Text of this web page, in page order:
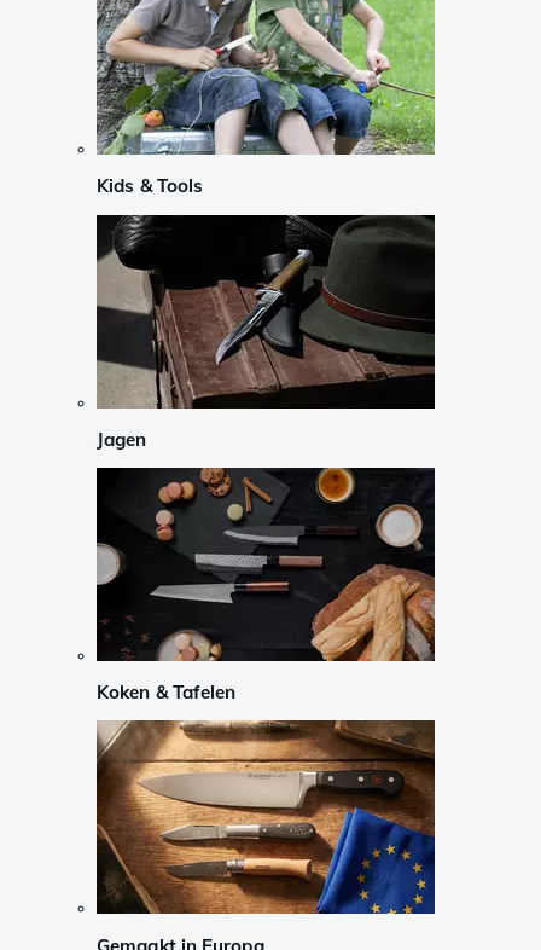
Kids & Tools
Jagen
Koken & Tafelen
Gemaakt in Europa